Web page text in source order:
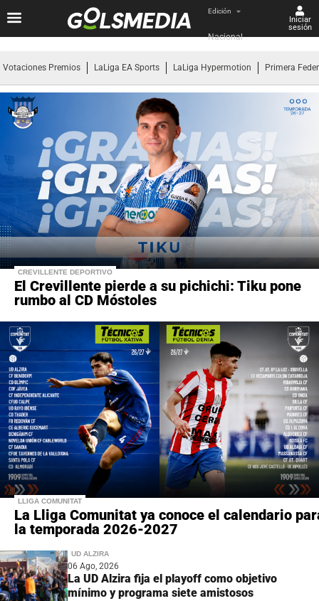
Edición
Nacional
Iniciar
sesión
Votaciones Premios LaLiga EA Sports LaLiga Hypermotion Primera
CREVILLENTE DEPORTIVO
El Crevillente pierde a su pichichi: Tiku pone
rumbo al CD Móstoles
LLIGA COMUNITAT
La Lliga Comunitat ya conoce el calendario
la temporada 2026-2027
UD ALZIRA
06 Ago, 2026
La UD Alzira fija el playoff como objetivo
mínimo y programa siete amistosos